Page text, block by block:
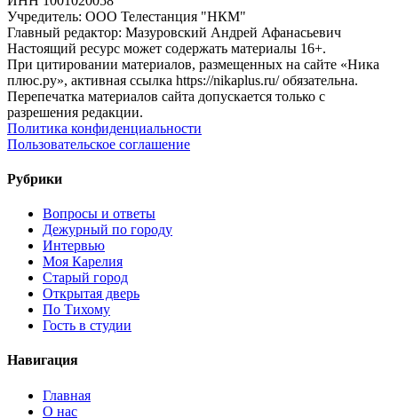
Учредитель: ООО Телестанция "НКМ"
Главный редактор: Мазуровский Андрей Афанасьевич
Настоящий ресурс может содержать материалы 16+.
При цитировании материалов, размещенных на сайте «Ника
плюс.ру», активная ссылка https://nikaplus.ru/ обязательна.
Перепечатка материалов сайта допускается только с
разрешения редакции.
Политика конфиденциальности
Пользовательское соглашение
Рубрики
Вопросы и ответы
Дежурный по городу
Интервью
Моя Карелия
Старый город
Открытая дверь
По Тихому
Гость в студии
Навигация
Главная
О нас